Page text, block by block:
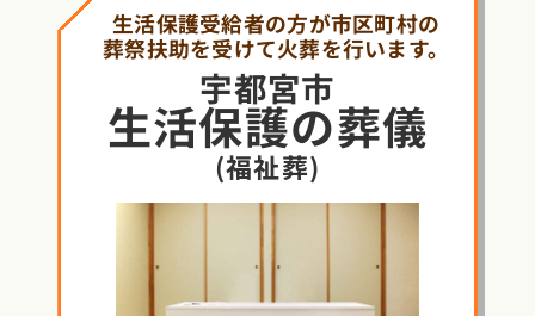
生活保護受給者の方が市区町村の
葬祭扶助を受けて火葬を行います。
宇都宮市
生活保護の葬儀
(福祉葬)